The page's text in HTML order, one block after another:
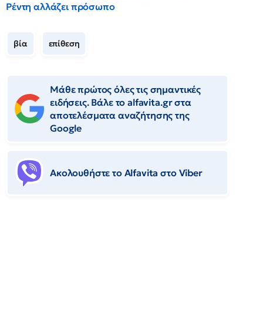
Ρέντη αλλάζει πρόσωπο
βία επίθεση
Μάθε πρώτος όλες τις σημαντικές
ειδήσεις. Βάλε το alfavita.gr στα
αποτελέσματα αναζήτησης της
Google
Ακολουθήστε το Αlfavita στο Viber